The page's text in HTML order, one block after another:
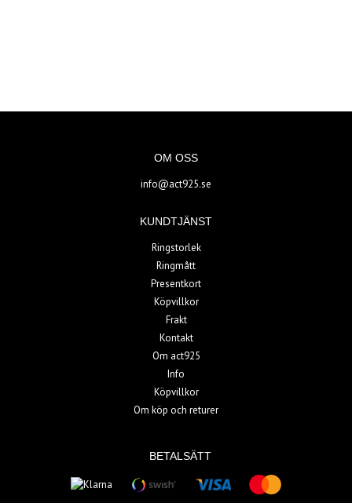
OM OSS
info@act925.se
KUNDTJÄNST
Ringstorlek
Ringmått
Presentkort
Köpvillkor
Frakt
Kontakt
Om act925
Info
Köpvillkor
Om köp och returer
BETALSÄTT